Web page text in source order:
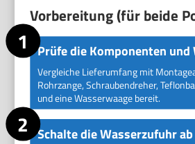
Vorbereitung (für beide
Prüfe die Komponenten und
Vergleiche Lieferumfang mit
Rohrzange, Schraubendreher,
und eine Wasserwaage bereit.
Schalte die Wasserzufuhr